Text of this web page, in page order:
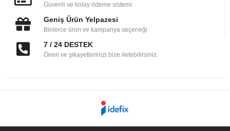
Güvenli ve kolay ödeme sistemi
Geniş Ürün Yelpazesi
Binlerce ürün ve kampanya seçeneği
7 / 24 DESTEK
Öneri ve şikayetlerinizi bize iletebilirsiniz.